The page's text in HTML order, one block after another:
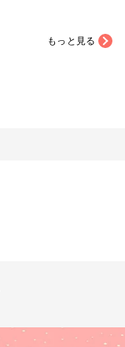
もっと見る